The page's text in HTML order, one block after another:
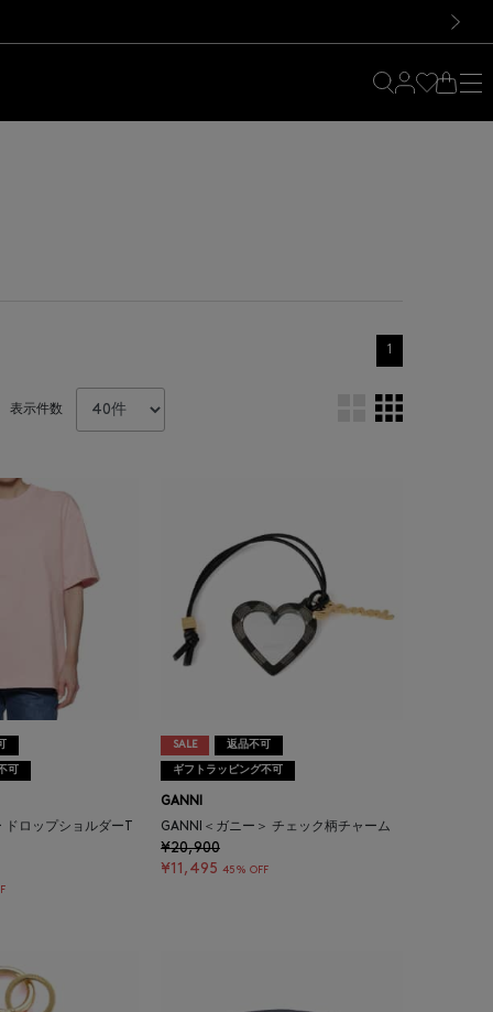
1
表示件数
可
ロップショルダーT
SALE 返品不可
ギフトラッピング不可
GANNI
GANNI＜ガニー＞ チェック柄チャーム
¥20,900
¥11,495 45% OFF